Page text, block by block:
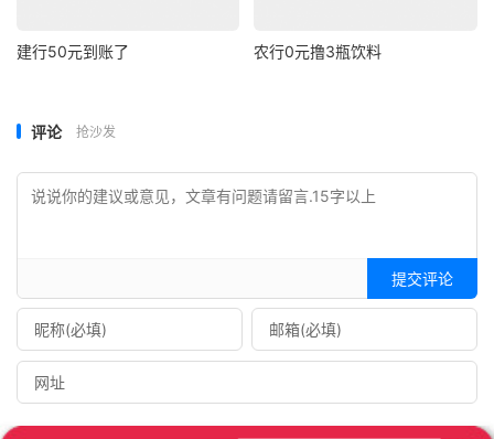
建行50元到账了 农行0元撸3瓶饮料
评论 抢沙发
提交评论